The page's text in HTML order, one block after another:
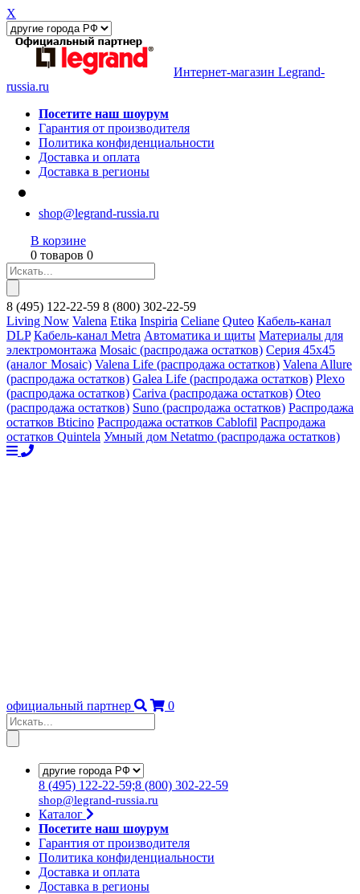
X
Интернет-магазин Legrand-
russia.ru
Посетите наш шоурум
Гарантия от производителя
Политика конфиденциальности
Доставка и оплата
Доставка в регионы
shop@legrand-russia.ru
В корзине
0 товаров 0
8 (495) 122-22-59 8 (800) 302-22-59
Living Now Valena Etika Inspiria Celiane Quteo Кабель-канал
DLP Кабель-канал Metra Автоматика и щиты Материалы для
электромонтажа Mosaic (распродажа остатков) Серия 45х45
(аналог Mosaic) Valena Life (распродажа остатков) Valena Allure
(распродажа остатков) Galea Life (распродажа остатков) Plexo
(распродажа остатков) Cariva (распродажа остатков) Oteo
(распродажа остатков) Suno (распродажа остатков) Распродажа
остатков Bticino Распродажа остатков Cablofil Распродажа
остатков Quintela Умный дом Netatmo (распродажа остатков)
официальный партнер 0
8 (495) 122-22-59;8 (800) 302-22-59
shop@legrand-russia.ru
Каталог
Посетите наш шоурум
Гарантия от производителя
Политика конфиденциальности
Доставка и оплата
Доставка в регионы